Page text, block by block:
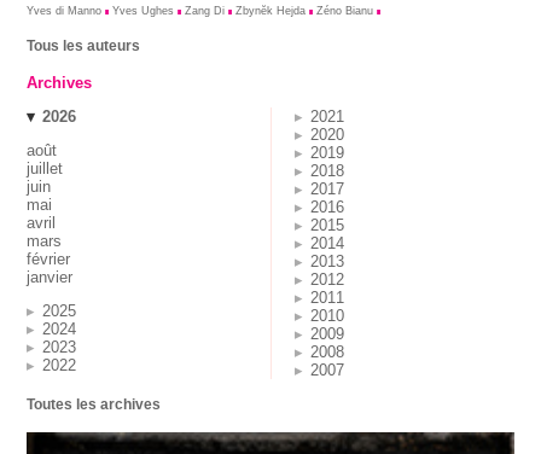
Yves di Manno
Yves Ughes Zang Di Zbynĕk Hejda Zéno Bianu
Tous les auteurs
Archives
2026
août
juillet
juin
mai
avril
mars
février
janvier
2025
2024
2023
2022
2021
2020
2019
2018
2017
2016
2015
2014
2013
2012
2011
2010
2009
2008
2007
Toutes les archives